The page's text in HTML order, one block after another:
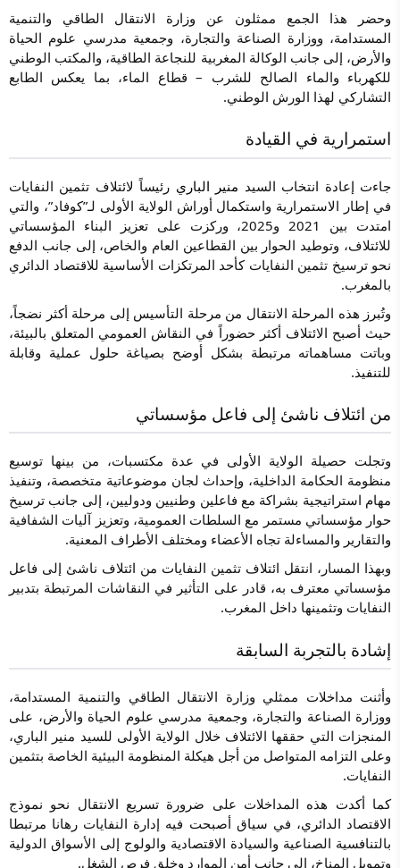
وحضر هذا الجمع ممثلون عن وزارة الانتقال الطاقي والتنمية
المستدامة، ووزارة الصناعة والتجارة، وجمعية مدرسي علوم الحياة
والأرض، إلى جانب الوكالة المغربية للنجاعة الطاقية، والمكتب الوطني
للكهرباء والماء الصالح للشرب – قطاع الماء، بما يعكس الطابع
التشاركي لهذا الورش الوطني.
استمرارية في القيادة
جاءت إعادة انتخاب السيد منير الباري رئيساً لائتلاف تثمين النفايات
في إطار الاستمرارية واستكمال أوراش الولاية الأولى لـ”كوفاد”، والتي
امتدت بين 2021 و2025، وركزت على تعزيز البناء المؤسساتي
للائتلاف، وتوطيد الحوار بين القطاعين العام والخاص، إلى جانب الدفع
نحو ترسيخ تثمين النفايات كأحد المرتكزات الأساسية للاقتصاد الدائري
بالمغرب.
وتُبرز هذه المرحلة الانتقال من مرحلة التأسيس إلى مرحلة أكثر نضجاً،
حيث أصبح الائتلاف أكثر حضوراً في النقاش العمومي المتعلق بالبيئة،
وباتت مساهماته مرتبطة بشكل أوضح بصياغة حلول عملية وقابلة
للتنفيذ.
من ائتلاف ناشئ إلى فاعل مؤسساتي
وتجلت حصيلة الولاية الأولى في عدة مكتسبات، من بينها توسيع
منظومة الحكامة الداخلية، وإحداث لجان موضوعاتية متخصصة، وتنفيذ
مهام استراتيجية بشراكة مع فاعلين وطنيين ودوليين، إلى جانب ترسيخ
حوار مؤسساتي مستمر مع السلطات العمومية، وتعزيز آليات الشفافية
والتقارير والمساءلة تجاه الأعضاء ومختلف الأطراف المعنية.
وبهذا المسار، انتقل ائتلاف تثمين النفايات من ائتلاف ناشئ إلى فاعل
مؤسساتي معترف به، قادر على التأثير في النقاشات المرتبطة بتدبير
النفايات وتثمينها داخل المغرب.
إشادة بالتجربة السابقة
وأثنت مداخلات ممثلي وزارة الانتقال الطاقي والتنمية المستدامة،
ووزارة الصناعة والتجارة، وجمعية مدرسي علوم الحياة والأرض، على
المنجزات التي حققها الائتلاف خلال الولاية الأولى للسيد منير الباري،
وعلى التزامه المتواصل من أجل هيكلة المنظومة البيئية الخاصة بتثمين
النفايات.
كما أكدت هذه المداخلات على ضرورة تسريع الانتقال نحو نموذج
الاقتصاد الدائري، في سياق أصبحت فيه إدارة النفايات رهانا مرتبطا
بالتنافسية الصناعية والسيادة الاقتصادية والولوج إلى الأسواق الدولية
وتمويل المناخ، إلى جانب أمن الموارد وخلق فرص الشغل.